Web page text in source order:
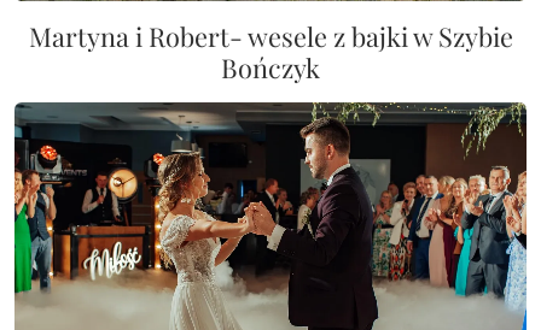
Martyna i Robert- wesele z bajki w Szybie
Bończyk